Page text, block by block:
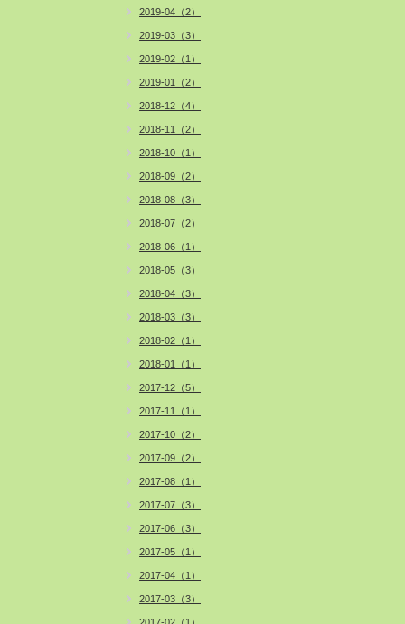
2019-04（2）
2019-03（3）
2019-02（1）
2019-01（2）
2018-12（4）
2018-11（2）
2018-10（1）
2018-09（2）
2018-08（3）
2018-07（2）
2018-06（1）
2018-05（3）
2018-04（3）
2018-03（3）
2018-02（1）
2018-01（1）
2017-12（5）
2017-11（1）
2017-10（2）
2017-09（2）
2017-08（1）
2017-07（3）
2017-06（3）
2017-05（1）
2017-04（1）
2017-03（3）